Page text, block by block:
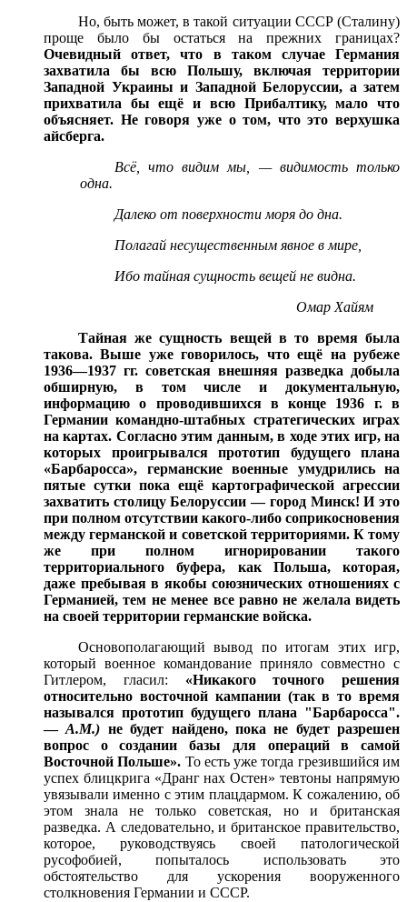
Но, быть может, в такой ситуации СССР (Сталину)
проще было бы остаться на прежних границах?
Очевидный ответ, что в таком случае Германия
захватила бы всю Польшу, включая территории
Западной Украины и Западной Белоруссии, а затем
прихватила бы ещё и всю Прибалтику, мало что
объясняет. Не говоря уже о том, что это верхушка
айсберга.
Всё, что видим мы, — видимость только
одна.
Далеко от поверхности моря до дна.
Полагай несущественным явное в мире,
Ибо тайная сущность вещей не видна.
Омар Хайям
Тайная же сущность вещей в то время была
такова. Выше уже говорилось, что ещё на рубеже
1936—1937 гг. советская внешняя разведка добыла
обширную, в том числе и документальную,
информацию о проводившихся в конце 1936 г. в
Германии командно-штабных стратегических играх
на картах. Согласно этим данным, в ходе этих игр, на
которых проигрывался прототип будущего плана
«Барбаросса», германские военные умудрились на
пятые сутки пока ещё картографической агрессии
захватить столицу Белоруссии — город Минск! И это
при полном отсутствии какого-либо соприкосновения
между германской и советской территориями. К тому
же при полном игнорировании такого
территориального буфера, как Польша, которая,
даже пребывая в якобы союзнических отношениях с
Германией, тем не менее все равно не желала видеть
на своей территории германские войска.
Основополагающий вывод по итогам этих игр,
который военное командование приняло совместно с
Гитлером, гласил: «Никакого точного решения
относительно восточной кампании (так в то время
назывался прототип будущего плана "Барбаросса".
—А.М.) не будет найдено, пока не будет разрешен
вопрос о создании базы для операций в самой
Восточной Польше». То есть уже тогда грезившийся им
успех блицкрига «Дранг нах Остен» тевтоны напрямую
увязывали именно с этим плацдармом. К сожалению, об
этом знала не только советская, но и британская
разведка. А следовательно, и британское правительство,
которое, руководствуясь своей патологической
русофобией, попыталось использовать это
обстоятельство для ускорения вооруженного
столкновения Германии и СССР.